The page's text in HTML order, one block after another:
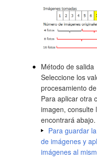
Método de salida
Seleccione los
procesamiento
Para aplicar otra
imagen, consulte
encontrará abajo.
Para guardar
de imágenes y
imágenes al